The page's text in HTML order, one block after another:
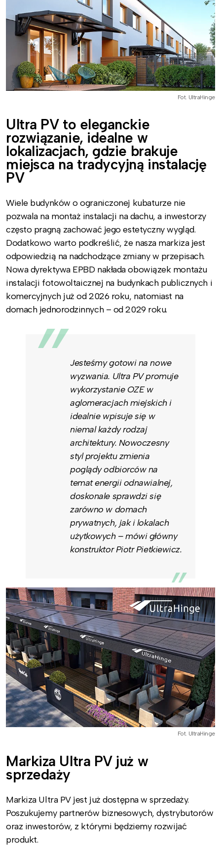
Fot. UltraHinge
Ultra PV to eleganckie
rozwiązanie, idealne w
lokalizacjach, gdzie brakuje
miejsca na tradycyjną instalację
PV
Wiele budynków o ograniczonej kubaturze nie
pozwala na montaż instalacji na dachu, a inwestorzy
często pragną zachować jego estetyczny wygląd.
Dodatkowo warto podkreślić, że nasza markiza jest
odpowiedzią na nadchodzące zmiany w przepisach.
Nowa dyrektywa EPBD nakłada obowiązek montażu
instalacji fotowoltaicznej na budynkach publicznych i
komercyjnych już od 2026 roku, natomiast na
domach jednorodzinnych – od 2029 roku.
Jesteśmy gotowi na nowe
wyzwania. Ultra PV promuje
wykorzystanie OZE w
aglomeracjach miejskich i
idealnie wpisuje się w
niemal każdy rodzaj
architektury. Nowoczesny
styl projektu zmienia
poglądy odbiorców na
temat energii odnawialnej,
doskonale sprawdzi się
zarówno w domach
prywatnych, jak i lokalach
użytkowych – mówi główny
konstruktor Piotr Pietkiewicz.
Fot. UltraHinge
Markiza Ultra PV już w
sprzedaży
Markiza Ultra PV jest już dostępna w sprzedaży.
Poszukujemy partnerów biznesowych, dystrybutorów
oraz inwestorów, z którymi będziemy rozwijać
produkt.